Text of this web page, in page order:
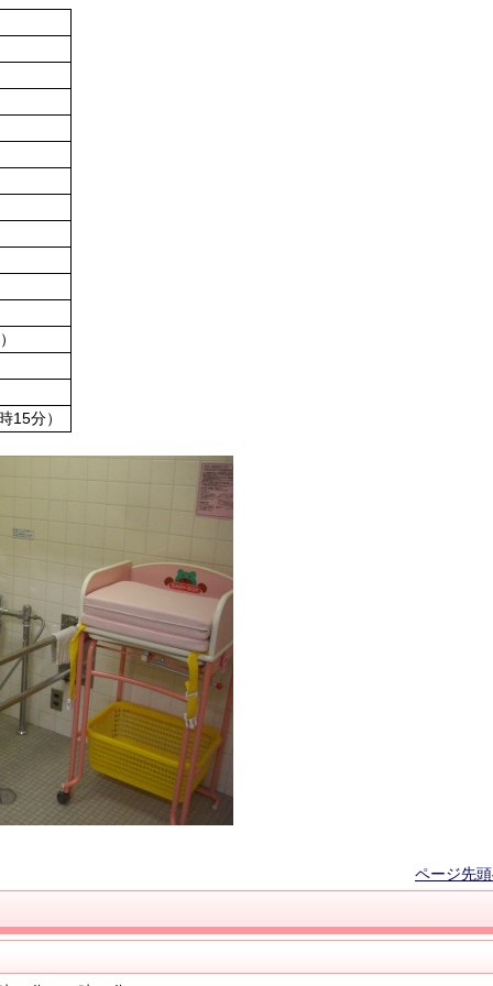
15分）
ページ先